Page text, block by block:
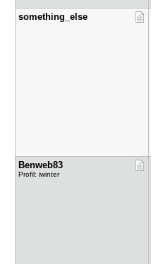
something_​else
Benweb83
Profil: iwinter